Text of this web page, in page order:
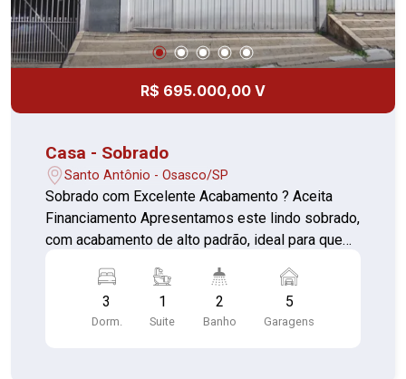
R$ 695.000,00 V
Casa - Sobrado
Santo Antônio - Osasco/SP
Sobrado com Excelente Acabamento ? Aceita
Financiamento Apresentamos este lindo sobrado,
com acabamento de alto padrão, ideal para quem
aceita financiamento e oferece uma excelente
distribuição dos ambientes. Características do
imóvel: 03 dormitórios, sendo 01 suíte; Sala
3
Dorm.
1
Suite
2
Banho
5
Garagens